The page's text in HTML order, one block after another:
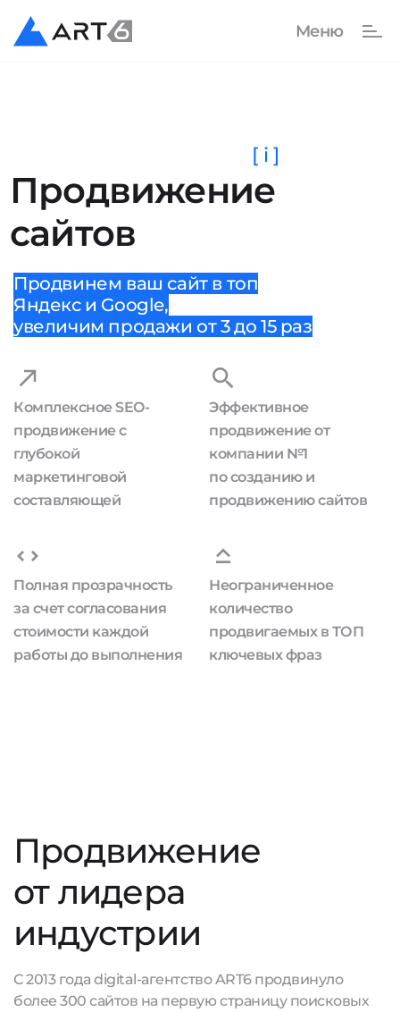
Продвижение
сайтов
[ i ]
Продвинем ваш сайт в топ
Яндекс и Google,
увеличим продажи от 3 до 15 раз
Комплексное SEO-
продвижение с
глубокой
маркетинговой
составляющей
Эффективное
продвижение от
компании №1
по созданию и
продвижению сайтов
Полная прозрачность
за счет согласования
стоимости каждой
работы до выполнения
Неограниченное
количество
продвигаемых в ТОП
ключевых фраз
Продвижение
от лидера
индустрии
С 2013 года digital-агентство ART6 продвинуло
более 300 сайтов на первую страницу поисковых